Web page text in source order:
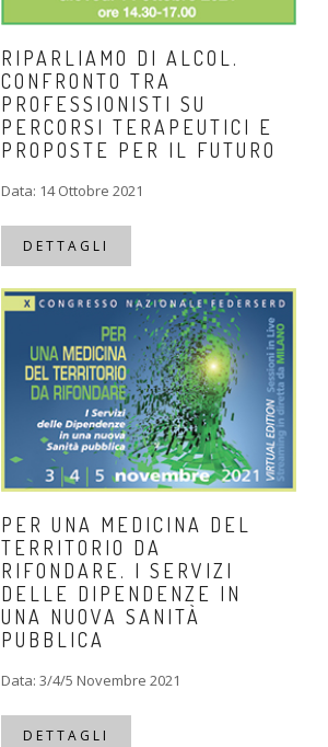
RIPARLIAMO DI ALCOL.
CONFRONTO TRA
PROFESSIONISTI SU
PERCORSI TERAPEUTICI E
PROPOSTE PER IL FUTURO
Data: 14 Ottobre 2021
DETTAGLI
PER UNA MEDICINA DEL
TERRITORIO DA
RIFONDARE. I SERVIZI
DELLE DIPENDENZE IN
UNA NUOVA SANITÀ
PUBBLICA
Data: 3/4/5 Novembre 2021
DETTAGLI